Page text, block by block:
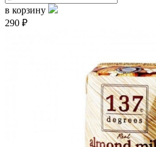
в корзину
290 ₽